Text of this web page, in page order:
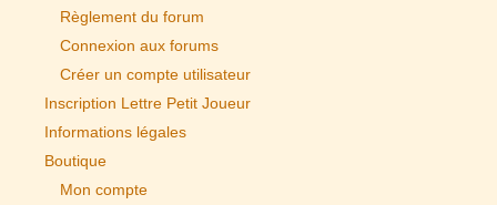
Règlement du forum
Connexion aux forums
Créer un compte utilisateur
Inscription Lettre Petit Joueur
Informations légales
Boutique
Mon compte